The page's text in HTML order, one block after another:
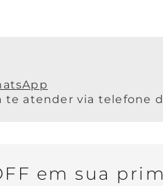
te atender via telefone
em sua